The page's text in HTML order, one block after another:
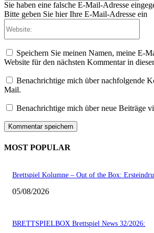
Sie haben eine falsche E-Mail-Adresse
Bitte geben Sie hier Ihre E-Mail-Adresse ein
Speichern Sie meinen Namen, meine E-
Website für den nächsten Kommentar in
Benachrichtige mich über nachfolgende
Mail.
Benachrichtige mich über neue Beiträge
MOST POPULAR
Brettspiel Kolumne – Out of the Box:
05/08/2026
BRETTSPIELBOX Brettspiel News 32/2026: